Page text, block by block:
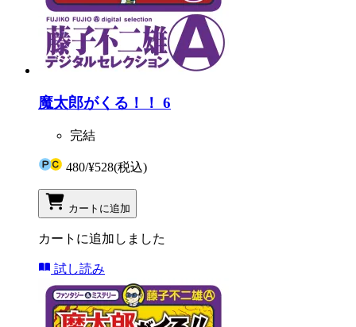
魔太郎がくる！！ 6
完結
480/¥528(税込)
カートに追加
カートに追加しました
試し読み